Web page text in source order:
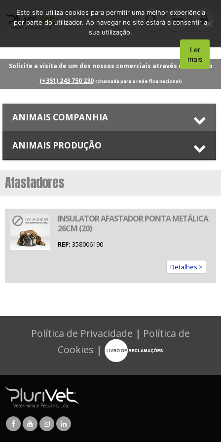
Solicite a visita de um dos nossos comerciais através do número
(+351) 243 750 230 (Chamada para a rede fixa nacional)
ANIMAIS COMPANHIA
ANIMAIS PRODUÇÃO
Afastadores
INSULATOR AFASTADOR PONTA METÁLICA
26CM (20)
REF: 358006190
Detalhes >
Política de Privacidade | Política de
Cookies |
Este site utiliza cookies para permitir uma melhor experiência
por parte do utilizador. Ao navegar no site estará a consentir a
sua utilização.
Aceito
Ler
mais